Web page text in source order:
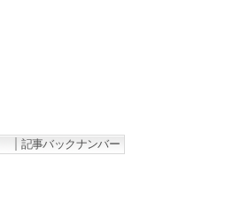
記事バックナンバー